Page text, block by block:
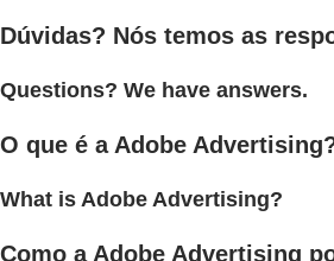
Dúvidas? Nós temos as
Questions? We have answers.
O que é a Adobe
What is Adobe Advertising?
Como a Adobe Advertising